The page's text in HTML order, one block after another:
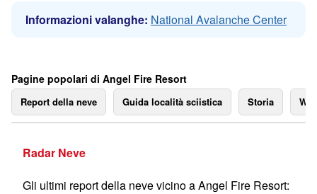
Informazioni valanghe: National Avalanche Center
Pagine popolari di Angel Fire Resort
Report della neve Guida località sciistica Storia
Radar Neve
Gli ultimi report della neve vicino a Angel Fire Resort: